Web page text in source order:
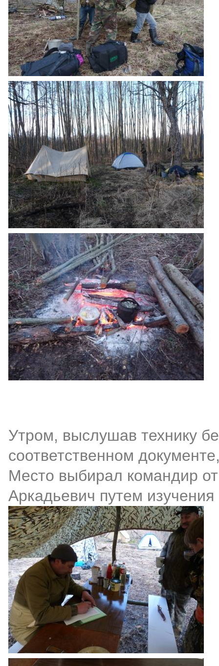
Утром, выслушав технику
соответственном
Место выбирал командир
Аркадьевич путем